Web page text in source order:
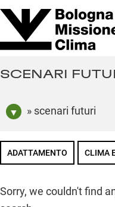
SCENARI
» scenari futuri
ADATTAMENTO CLIMA
Sorry, we couldn't find